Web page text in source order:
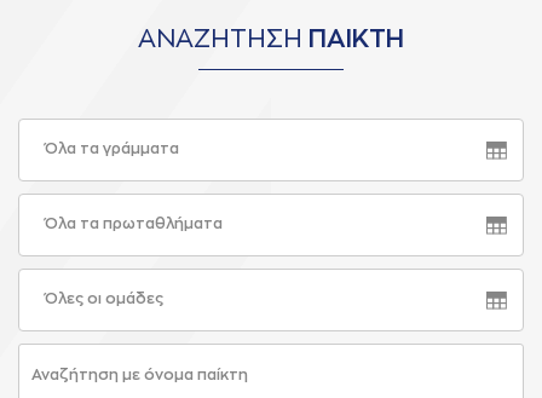
ΑΝΑΖΗΤΗΣΗ ΠΑΙΚΤΗ
Όλα τα γράμματα
Όλα τα πρωταθλήματα
Όλες οι ομάδες